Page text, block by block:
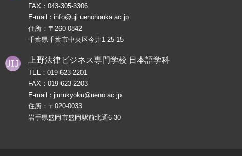
FAX： 043-305-3306
E-mail： info@ujl.uenohouka.ac.jp
住所：〒260-0842
千葉県千葉市中央区今井1-25-15
上野法律ビジネス専門学校 日本語学科
TEL： 019-623-2201
FAX： 019-623-2203
E-mail： jimukyoku@ueno.ac.jp
住所：〒020-0033
岩手県盛岡市盛岡駅前北通6-30